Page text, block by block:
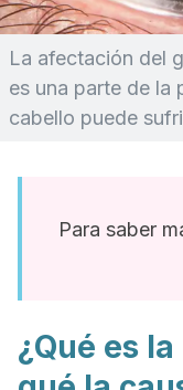
La afectación del
es una parte de la
cabello puede
Para saber
¿Qué es